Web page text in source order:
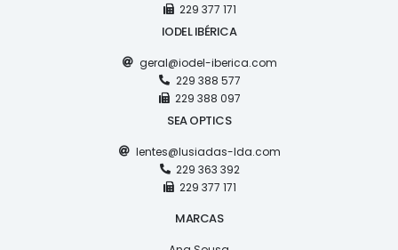
229 377 171
IODEL IBÉRICA
geral@iodel-iberica.com
229 388 577
229 388 097
SEA OPTICS
lentes@lusiadas-lda.com
229 363 392
229 377 171
MARCAS